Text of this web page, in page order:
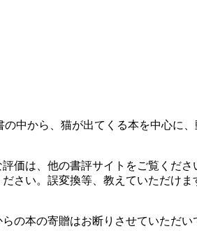
中から、猫が出てくる本を中心に
価は、他の書評サイトをご覧くださ
さい。誤変換等、教えていただけま
の本の寄贈はお断りさせていただい